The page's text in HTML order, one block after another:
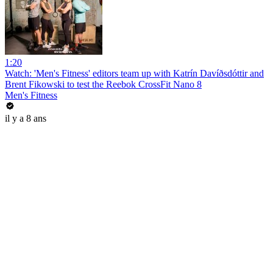
1:20
Watch: 'Men's Fitness' editors team up with Katrín Davíðsdóttir and
Brent Fikowski to test the Reebok CrossFit Nano 8
Men's Fitness
il y a 8 ans